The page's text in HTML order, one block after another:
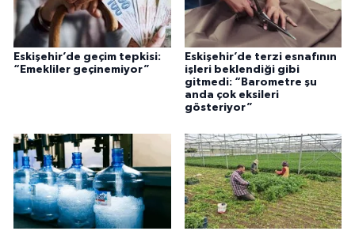
Eskişehir’de geçim tepkisi:
“Emekliler geçinemiyor”
Eskişehir’de terzi esnafının
işleri beklendiği gibi
gitmedi: “Barometre şu
anda çok eksileri
gösteriyor”